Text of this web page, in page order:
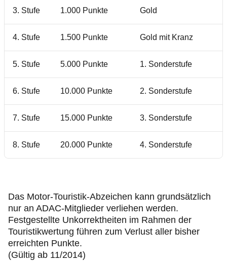
3. Stufe 1.000 Punkte Gold
4. Stufe 1.500 Punkte Gold mit Kranz
5. Stufe 5.000 Punkte 1. Sonderstufe
6. Stufe 10.000 Punkte 2. Sonderstufe
7. Stufe 15.000 Punkte 3. Sonderstufe
8. Stufe 20.000 Punkte 4. Sonderstufe
Das Motor-Touristik-Abzeichen kann grundsätzlich
nur an ADAC-Mitglieder verliehen werden.
Festgestellte Unkorrektheiten im Rahmen der
Touristikwertung führen zum Verlust aller bisher
erreichten Punkte.
(Gültig ab 11/2014)